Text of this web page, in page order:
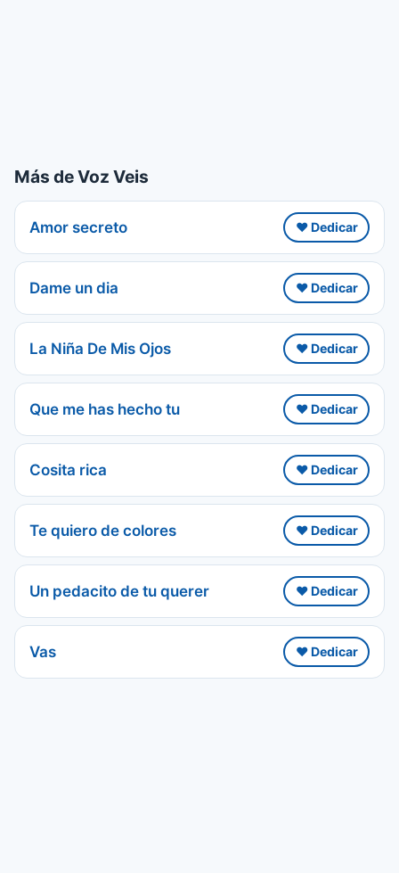
Más de Voz Veis
Amor secreto ❤️ Dedicar
Dame un dia ❤️ Dedicar
La Niña De Mis Ojos ❤️ Dedicar
Que me has hecho tu ❤️ Dedicar
Cosita rica ❤️ Dedicar
Te quiero de colores ❤️ Dedicar
Un pedacito de tu querer ❤️ Dedicar
Vas ❤️ Dedicar